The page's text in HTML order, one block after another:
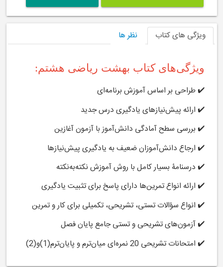
ویژگی های کتاب نظر ها
ویژگی‌های کتاب بهشت ریاضی هشتم:
✔️ طراحی بر اساس آموزش برنامه‌ای
✔️ ارائه پیش‌نیازهای یادگیری درس جدید
✔️ بررسی سطح آمادگی دانش‌آموز با آزمون آغازین
✔️ ارجاع دانش‌آموزان ضعیف به یادگیری پیش‌نیازها
✔️ درسنامۀ بسیار کامل با روش آموزش نکته‌به‌نکته
✔️ ارائه انواع تمرین‌ها دارای پاسخ برای تثبیت یادگیری
✔️ انواع سؤالات تستی، تشریحی، تکمیلی برای کار و تمرین
✔️ آزمون‌های تشریحی و تستی جامع پایان فصل
✔️ امتحانات تشریحی 20 نمره‌ای میان‌ترم و پایان‌ترم(1)و(2)